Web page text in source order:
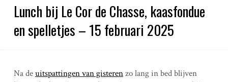
Lunch bij Le Cor de Chasse, kaasfondue
en spelletjes – 15 februari 2025
Na deuitspattingen van gisterenzo lang in bed blijven